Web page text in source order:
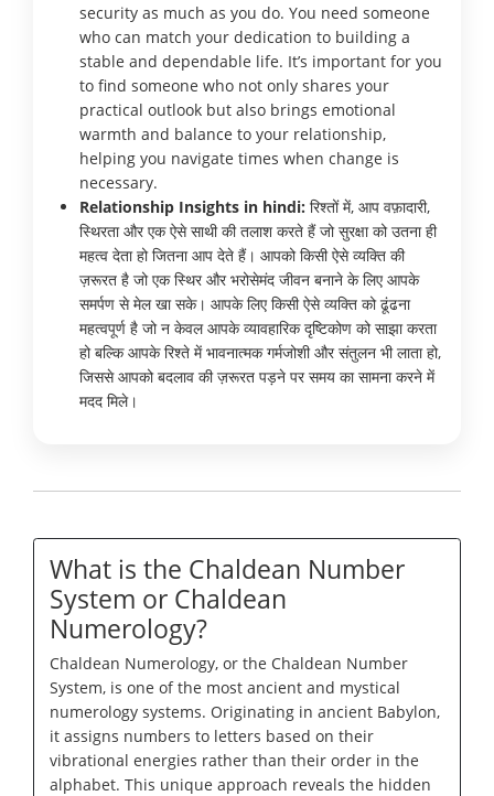
security as much as you do. You need someone
who can match your dedication to building a
stable and dependable life. It’s important for you
to find someone who not only shares your
practical outlook but also brings emotional
warmth and balance to your relationship,
helping you navigate times when change is
necessary.
Relationship Insights in hindi: रिश्तों में, आप वफ़ादारी,
स्थिरता और एक ऐसे साथी की तलाश करते हैं जो सुरक्षा को उतना ही
महत्व देता हो जितना आप देते हैं। आपको किसी ऐसे व्यक्ति की
ज़रूरत है जो एक स्थिर और भरोसेमंद जीवन बनाने के लिए आपके
समर्पण से मेल खा सके। आपके लिए किसी ऐसे व्यक्ति को ढूंढना
महत्वपूर्ण है जो न केवल आपके व्यावहारिक दृष्टिकोण को साझा करता
हो बल्कि आपके रिश्ते में भावनात्मक गर्मजोशी और संतुलन भी लाता हो,
जिससे आपको बदलाव की ज़रूरत पड़ने पर समय का सामना करने में
मदद मिले।
What is the Chaldean Number
System or Chaldean
Numerology?
Chaldean Numerology, or the Chaldean Number
System, is one of the most ancient and mystical
numerology systems. Originating in ancient Babylon,
it assigns numbers to letters based on their
vibrational energies rather than their order in the
alphabet. This unique approach reveals the hidden